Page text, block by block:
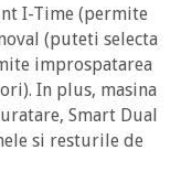
I-Time (permite
(puteti selecta
improspatarea
In plus, masina
Smart Dual
si resturile de